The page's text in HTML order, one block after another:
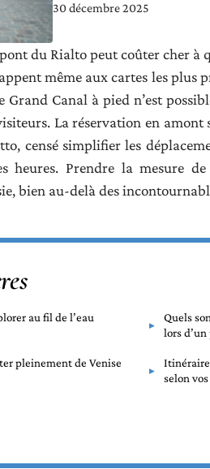
30 décembre 2025
du Rialto peut coûter cher à
même aux cartes les plus
Grand Canal à pied n’est
La réservation en
censé simplifier les
heures. Prendre la mesure
bien au-delà des
au fil de l’eau
Quels
lors
pleinement de Venise
Itinéraire
selon